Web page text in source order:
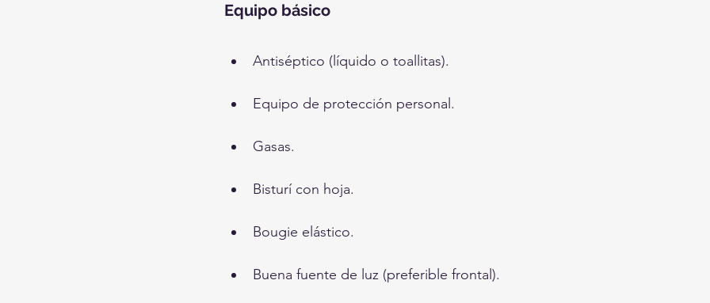
Equipo básico
Antiséptico (líquido o toallitas).
Equipo de protección personal.
Gasas.
Bisturí con hoja.
Bougie elástico.
Buena fuente de luz (preferible frontal).